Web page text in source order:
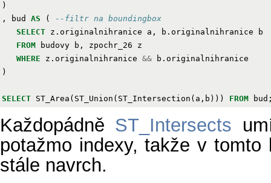
)
,
bud AS (
--filtr na boundingbox
SELECT z . originalnihranice a , b . originalnihranice
b
FROM
budovy b , zpochr_26
z
WHERE
z . originalnihranice && b . originalnihranice
)
SELECT ST_Area ( ST_Union ( ST_Intersection ( a , b ))) FROM bud
Každopádně ST_Intersects
potažmo indexy, takže v
stále navrch.